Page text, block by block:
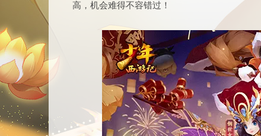
高，机会难得不容错过！